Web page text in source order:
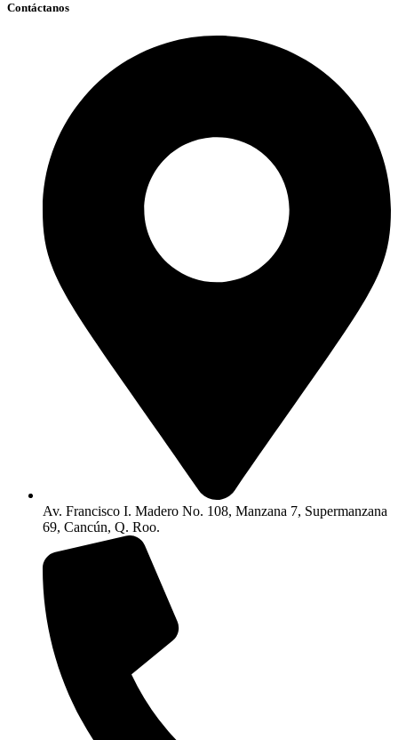
Contáctanos
Av. Francisco I. Madero No. 108, Manzana 7, Supermanzana
69, Cancún, Q. Roo.